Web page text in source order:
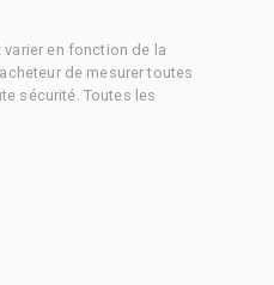
en fonction de la
de mesurer toutes
sécurité. Toutes les